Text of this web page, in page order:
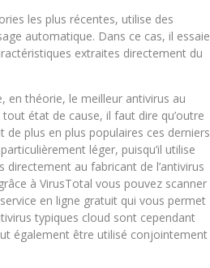
les plus récentes, utilise des
automatique. Dans ce cas, il essaie
extraites directement du
en théorie, le meilleur antivirus au
état de cause, il faut dire qu’outre
de plus en plus populaires ces derniers
léger, puisqu’il utilise
au fabricant de l’antivirus
à VirusTotal vous pouvez scanner
en ligne gratuit qui vous permet
typiques cloud sont cependant
également être utilisé conjointement